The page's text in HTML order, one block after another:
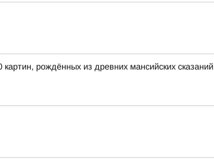
рождённых из древних мансийских сказаний